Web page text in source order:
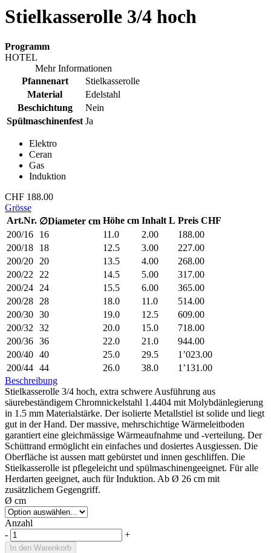
Stielkasserolle 3/4 hoch
Programm
HOTEL
Mehr Informationen
Pfannenart
Stielkasserolle
Material
Edelstahl
Beschichtung
Nein
Spülmaschinenfest Ja
Elektro
Ceran
Gas
Induktion
CHF 188.00
Grösse
Art.Nr. ∅Diameter cm Höhe cm Inhalt L Preis CHF
200/16
16 11.0 2.00
188.00
200/18
18 12.5 3.00
227.00
200/20
20 13.5 4.00
268.00
200/22
22 14.5 5.00
317.00
200/24
24 15.5 6.00
365.00
200/28
28 18.0 11.0
514.00
200/30 30 19.0 12.5
609.00
200/32
32 20.0 15.0
718.00
200/36 36 22.0 21.0
944.00
200/40 40 25.0 29.5
1’023.00
200/44 44 26.0 38.0
1’131.00
Beschreibung
Stielkasserolle 3/4 hoch, extra schwere Ausführung aus
säurebeständigem Chromnickelstahl 1.4404 mit Molybdänlegierung
in 1.5 mm Materialstärke. Der isolierte Metallstiel ist solide und liegt
gut in der Hand. Der massive, mehrschichtige Wärmeleitboden
garantiert eine gleichmässige Wärmeaufnahme und -verteilung. Der
Schüttrand ermöglicht ein einfaches und dosiertes Ausgiessen. Die
Oberfläche ist aussen matt gebürstet und innen geschliffen. Die
Stielkasserolle ist pflegeleicht und spülmaschinengeeignet. Für alle
Herdarten geeignet, auch für Induktion. Ab Ø 26 cm mit
zusätzlichem Gegengriff.
Ø cm
Anzahl
-
+
In den Warenkorb